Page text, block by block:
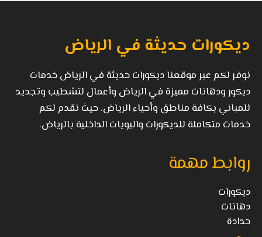
ديكورات حديثة في الرياض
نوفر لكم عبر موقعنا ديكورات حديثة في الرياض خدمات
ديكور ودهانات مميزة في الرياض وأعمال لتشطيب وتجديد
للمباني بكافة مناطق وأحياء الرياض. حيث نقدم لكم
خدمات متكاملة للديكورات والبويات الداخلية بالرياض.
روابط مهمة
ديكورات
دهانات
حدادة